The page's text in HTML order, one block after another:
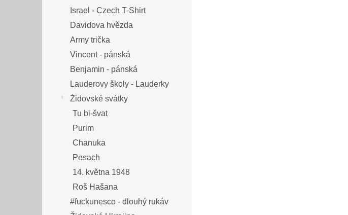
Israel - Czech T-Shirt
Davidova hvězda
Army trička
Vincent - pánská
Benjamin - pánská
Lauderovy školy - Lauderky
Źidovské svátky
Tu bi-švat
Purim
Chanuka
Pesach
14. května 1948
Roš Hašana
#fuckunesco - dlouhý rukáv